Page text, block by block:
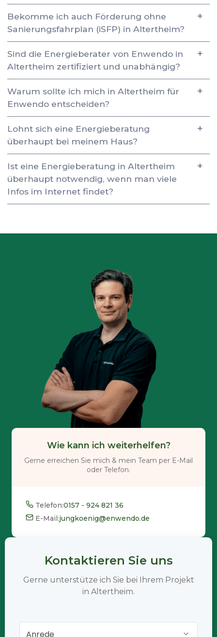
Bekomme ich auch Förderung ohne
Sanierungsfahrplan (iSFP) in Altertheim?
Sind die Energieberater von Enwendo in
Altertheim zertifiziert und unabhängig?
Warum sollte ich mich in Altertheim für
Enwendo entscheiden?
Lohnt sich eine Energieberatung
überhaupt bei meinem Haus?
Ist eine Energieberatung in Altertheim
überhaupt notwendig, wenn man viele
Infos im Internet findet?
Wie kann ich weiterhelfen?
Gerne erreichen Sie mich & mein Team per E-Mail
oder Telefon.
Telefon:0157 - 924 821 36
E-Mail:jungkoenig@enwendo.de
Kontaktieren Sie uns
Gerne unterstütze ich Sie bei Ihrem Projekt
in Altertheim.